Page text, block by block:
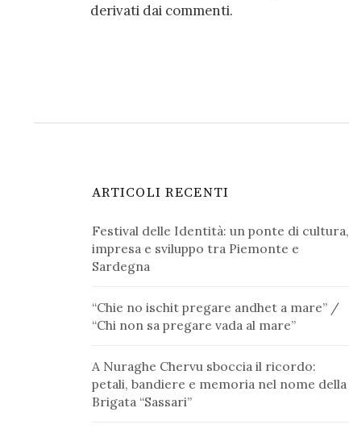
derivati dai commenti.
ARTICOLI RECENTI
Festival delle Identità: un ponte di cultura,
impresa e sviluppo tra Piemonte e
Sardegna
“Chie no ischit pregare andhet a mare” /
“Chi non sa pregare vada al mare”
A Nuraghe Chervu sboccia il ricordo:
petali, bandiere e memoria nel nome della
Brigata “Sassari”